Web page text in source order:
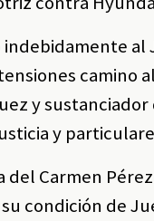
indebidamente
camino
y
y
del Carmen
condición de